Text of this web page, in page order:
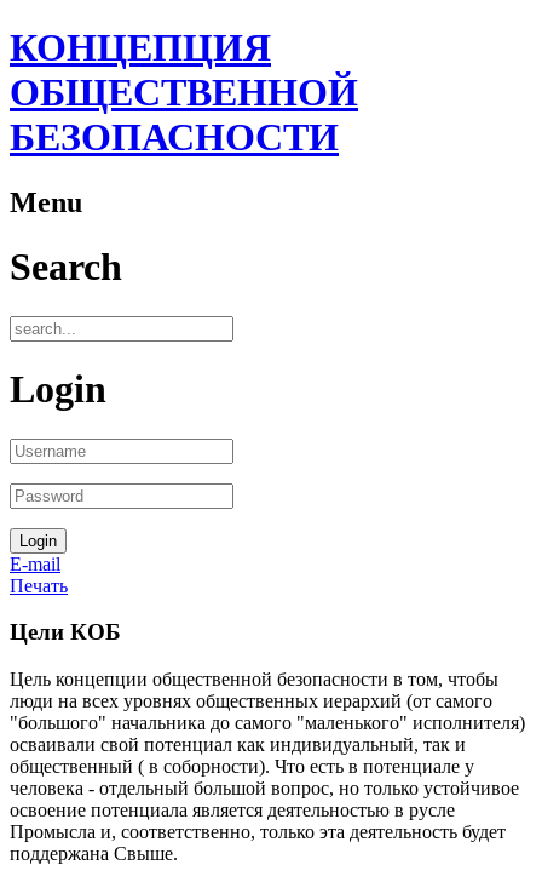
КОНЦЕПЦИЯ
ОБЩЕСТВЕННОЙ
БЕЗОПАСНОСТИ
Menu
Search
Login
E-mail
Печать
Цели КОБ
Цель концепции общественной безопасности в том, чтобы
люди на всех уровнях общественных иерархий (от самого
"большого" начальника до самого "маленького" исполнителя)
осваивали свой потенциал как индивидуальный, так и
общественный ( в соборности). Что есть в потенциале у
человека - отдельный большой вопрос, но только устойчивое
освоение потенциала является деятельностью в русле
Промысла и, соответственно, только эта деятельность будет
поддержана Свыше.